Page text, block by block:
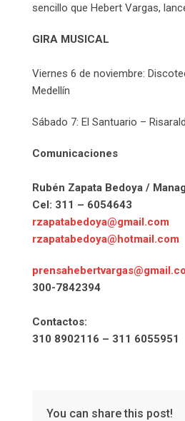
sencillo que Hebert Vargas,
GIRA MUSICAL
Viernes 6 de noviembre:
Medellín
Sábado 7: El Santuario –
Comunicaciones
Rubén Zapata Bedoya /
Cel: 311 – 6054643
rzapatabedoya@gmail.com
rzapatabedoya@hotmail.com
300-7842394
Contactos:
310 8902116 – 311 6055951
You can share this post!